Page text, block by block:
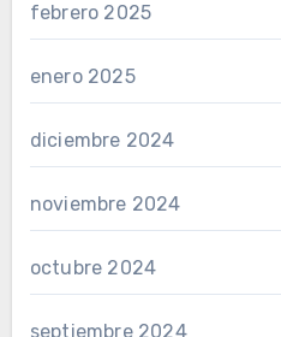
febrero 2025
enero 2025
diciembre 2024
noviembre 2024
octubre 2024
septiembre 2024